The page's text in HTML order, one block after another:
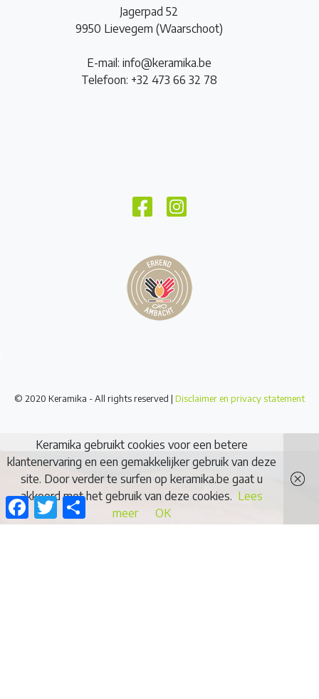
Jagerpad 52
9950 Lievegem (Waarschoot)
E-mail: info@keramika.be
Telefoon: +32 473 66 32 78
© 2020 Keramika - All rights reserved | Disclaimer en privacy statement
FacebookTwitterDelen
Keramika gebruikt cookies voor een betere
klantenervaring en een gemakkelijker gebruik van deze
site. Door verder te surfen op keramika.be gaat u
akkoord met het gebruik van deze cookies. Lees
meer
OK